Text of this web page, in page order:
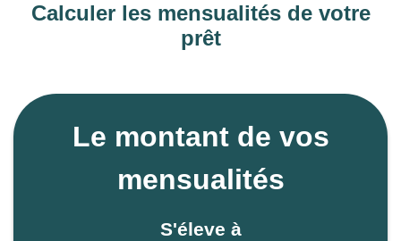
Calculer les mensualités de votre
prêt
Le montant de vos
mensualités
S'éleve à